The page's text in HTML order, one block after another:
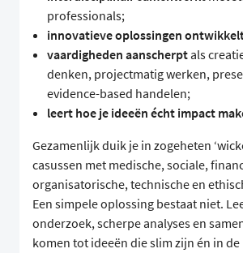
professionals;
innovatieve oplossingen
vaardigheden aanscherptals
denken, projectmatig werken,
evidence-based handelen;
leert hoe je ideeën écht impact
Gezamenlijk duik je in zogeheten
casussen met medische, sociale,
organisatorische, technische en
Een simpele oplossing bestaat niet.
onderzoek, scherpe analyses en
komen tot ideeën die slim zijn én in